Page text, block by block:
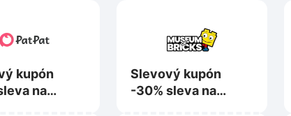
kupón
na
Slevový kupón
-30% sleva na